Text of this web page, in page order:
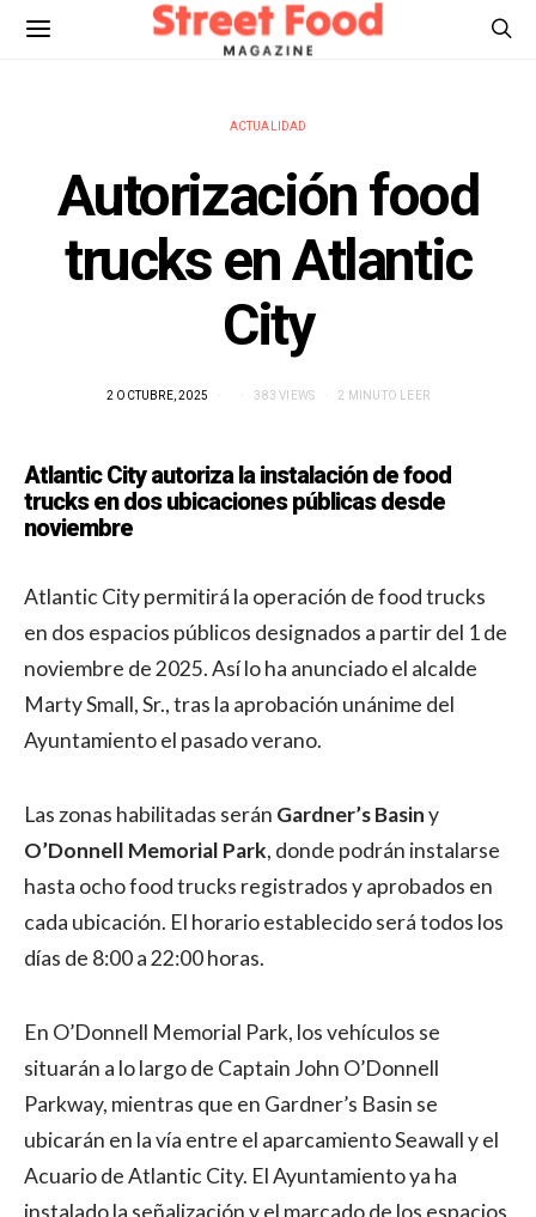
ACTUALIDAD
Autorización food
trucks en Atlantic
City
2 OCTUBRE, 2025 383 VIEWS 2 MINUTO LEER
Atlantic City autoriza la instalación de food
trucks en dos ubicaciones públicas desde
noviembre
Atlantic City permitirá la operación de food trucks
en dos espacios públicos designados a partir del 1 de
noviembre de 2025. Así lo ha anunciado el alcalde
Marty Small, Sr., tras la aprobación unánime del
Ayuntamiento el pasado verano.
Las zonas habilitadas serán Gardner’s Basiny
O’Donnell Memorial Park, donde podrán instalarse
hasta ocho food trucks registrados y aprobados en
cada ubicación. El horario establecido será todos los
días de 8:00 a 22:00 horas.
En O’Donnell Memorial Park, los vehículos se
situarán a lo largo de Captain John O’Donnell
Parkway, mientras que en Gardner’s Basin se
ubicarán en la vía entre el aparcamiento Seawall y el
Acuario de Atlantic City. El Ayuntamiento ya ha
instalado la señalización y el marcado de los espacios